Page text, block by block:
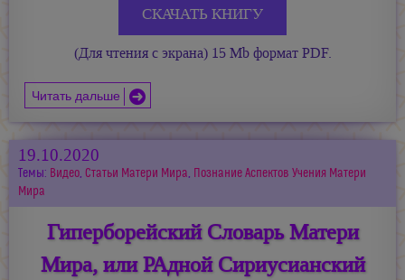
СКАЧАТЬ КНИГУ
(Для чтения с экрана) 15 Mb формат PDF.
Читать дальше
19.10.2020
Темы: Видео, Статьи Матери Мира, Познание Аспектов Учения Матери
Мира
Гиперборейский Словарь Матери
Мира, или РАдной Сириусианский